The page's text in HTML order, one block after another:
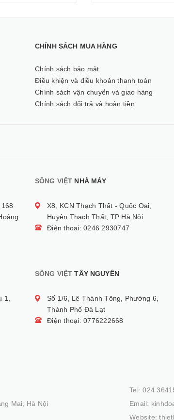
CHÍNH SÁCH MUA HÀNG
Chính sách bảo mật
Điều khiện và điều khoản thanh toán
Chính sách vận chuyển và giao hàng
Chính sách đổi trả và hoàn tiền
SÔNG VIỆT NHÀ MÁY
X8, KCN Thạch Thất - Quốc Oai,
Huyện Thạch Thất, TP Hà Nội
Điện thoại: 0246 2930747
1,
SÔNG VIỆT TÂY NGUYÊN
Số 1/6, Lê Thánh Tông, Phường 6,
Thành Phố Đà Lạt
Điện thoại: 0776222668
Mai, Hà Nội
Tel: 024
Email:
Website: